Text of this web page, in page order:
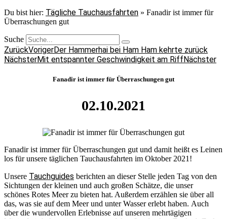
Du bist hier: Tägliche Tauchausfahrten » Fanadir ist immer für
Überraschungen gut
Suche
ZurückVorigerDer Hammerhai bei Ham Ham kehrte zurück
NächsterMit entspannter Geschwindigkeit am RiffNächster
Fanadir ist immer für Überraschungen gut
02.10.2021
Fanadir ist immer für Überraschungen gut und damit heißt es Leinen
los für unsere täglichen Tauchausfahrten im Oktober 2021!
Unsere Tauchguides berichten an dieser Stelle jeden Tag von den
Sichtungen der kleinen und auch großen Schätze, die unser
schönes Rotes Meer zu bieten hat. Außerdem erzählen sie über all
das, was sie auf dem Meer und unter Wasser erlebt haben. Auch
über die wundervollen Erlebnisse auf unseren mehrtägigen